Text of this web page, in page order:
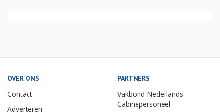
OVER ONS
Contact
Adverteren
PARTNERS
Vakbond Nederlands
Cabinepersoneel